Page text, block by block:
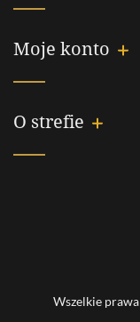
Moje konto
O strefie
Wszelkie